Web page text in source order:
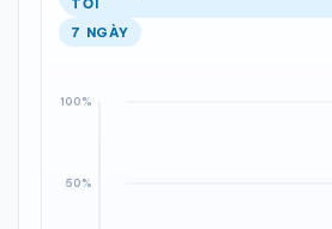
TỚI
7 NGÀY